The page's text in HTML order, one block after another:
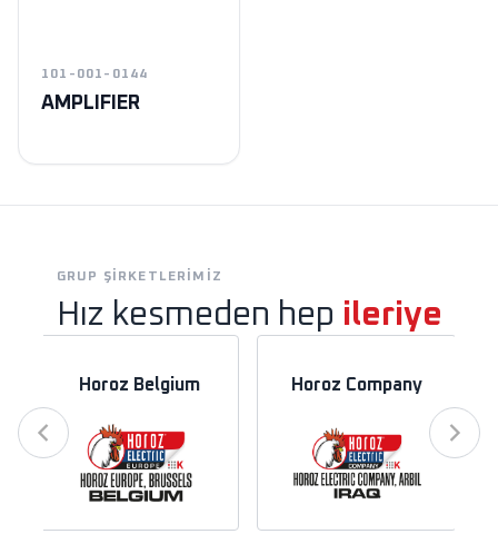
101-001-0144
AMPLIFIER
GRUP ŞIRKETLERIMIZ
Hız kesmeden hep ileriye
Horoz Belgium Horoz Company